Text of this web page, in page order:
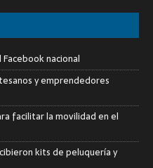
nacional
y emprendedores
facilitar la movilidad en el
kits de peluquería y